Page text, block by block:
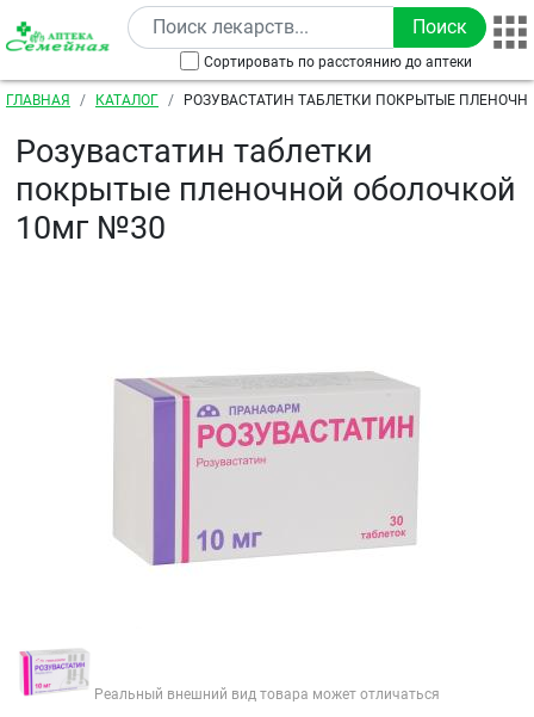
Перейти к основному содержанию
Сортировать по расстоянию до аптеки
Строка навигации
ГЛАВНАЯ КАТАЛОГ
РОЗУВАСТАТИН ТАБЛЕТКИ ПОКРЫТЫЕ
Розувастатин таблетки
покрытые пленочной оболочкой
10мг №30
Реальный внешний вид товара может отличаться